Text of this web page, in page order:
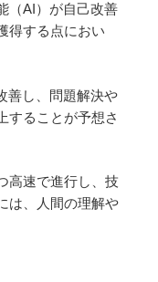
（AI）が自己改善
得する点におい
善し、問題解決や
することが予想さ
高速で進行し、技
は、人間の理解や